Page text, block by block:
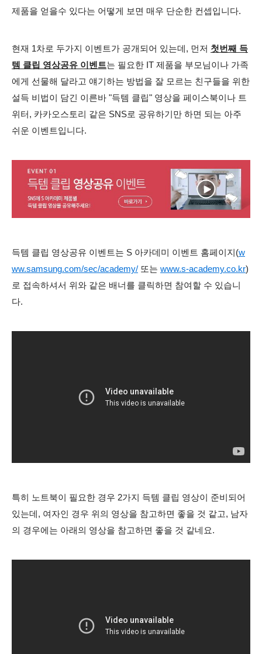
제품을 얻을수 있다는 어떻게 보면 매우 단순한 컨셉입니다.
현재 1차로 두가지 이벤트가 공개되어 있는데, 먼저 첫번째 득
템 클립 영상공유 이벤트는 필요한 IT 제품을 부모님이나 가족
에게 선물해 달라고 얘기하는 방법을 잘 모르는 친구들을 위한
설득 비법이 담긴 이른바 "득템 클립" 영상을 페이스북이나 트
위터, 카카오스토리 같은 SNS로 공유하기만 하면 되는 아주
쉬운 이벤트입니다.
득템 클립 영상공유 이벤트는 S 아카데미 이벤트 홈페이지(w
ww.samsung.com/sec/academy/ 또는 www.s-academy.co.kr)
로 접속하셔서 위와 같은 배너를 클릭하면 참여할 수 있습니
다.
특히 노트북이 필요한 경우 2가지 득템 클립 영상이 준비되어
있는데, 여자인 경우 위의 영상을 참고하면 좋을 것 같고, 남자
의 경우에는 아래의 영상을 참고하면 좋을 것 같네요.